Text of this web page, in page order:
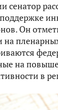
сенатор
Он
на
в